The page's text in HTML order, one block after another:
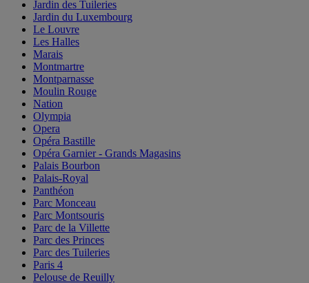
Jardin des Tuileries
Jardin du Luxembourg
Le Louvre
Les Halles
Marais
Montmartre
Montparnasse
Moulin Rouge
Nation
Olympia
Opera
Opéra Bastille
Opéra Garnier - Grands Magasins
Palais Bourbon
Palais-Royal
Panthéon
Parc Monceau
Parc Montsouris
Parc de la Villette
Parc des Princes
Parc des Tuileries
Paris 4
Pelouse de Reuilly